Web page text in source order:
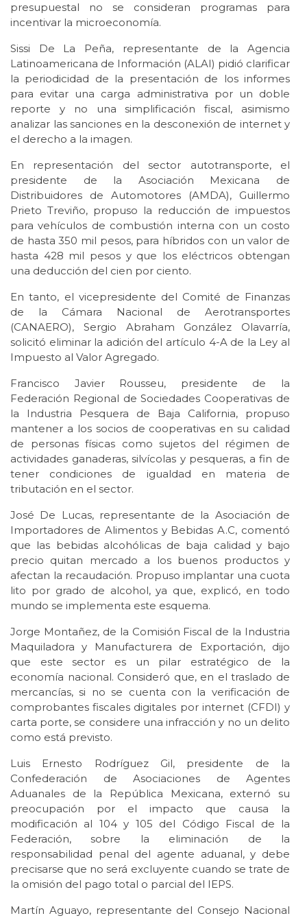
presupuestal no se consideran programas para
incentivar la microeconomía.
Sissi De La Peña, representante de la Agencia
Latinoamericana de Información (ALAI) pidió clarificar
la periodicidad de la presentación de los informes
para evitar una carga administrativa por un doble
reporte y no una simplificación fiscal, asimismo
analizar las sanciones en la desconexión de internet y
el derecho a la imagen.
En representación del sector autotransporte, el
presidente de la Asociación Mexicana de
Distribuidores de Automotores (AMDA), Guillermo
Prieto Treviño, propuso la reducción de impuestos
para vehículos de combustión interna con un costo
de hasta 350 mil pesos, para híbridos con un valor de
hasta 428 mil pesos y que los eléctricos obtengan
una deducción del cien por ciento.
En tanto, el vicepresidente del Comité de Finanzas
de la Cámara Nacional de Aerotransportes
(CANAERO), Sergio Abraham González Olavarría,
solicitó eliminar la adición del artículo 4-A de la Ley al
Impuesto al Valor Agregado.
Francisco Javier Rousseu, presidente de la
Federación Regional de Sociedades Cooperativas de
la Industria Pesquera de Baja California, propuso
mantener a los socios de cooperativas en su calidad
de personas físicas como sujetos del régimen de
actividades ganaderas, silvícolas y pesqueras, a fin de
tener condiciones de igualdad en materia de
tributación en el sector.
José De Lucas, representante de la Asociación de
Importadores de Alimentos y Bebidas A.C, comentó
que las bebidas alcohólicas de baja calidad y bajo
precio quitan mercado a los buenos productos y
afectan la recaudación. Propuso implantar una cuota
lito por grado de alcohol, ya que, explicó, en todo
mundo se implementa este esquema.
Jorge Montañez, de la Comisión Fiscal de la Industria
Maquiladora y Manufacturera de Exportación, dijo
que este sector es un pilar estratégico de la
economía nacional. Consideró que, en el traslado de
mercancías, si no se cuenta con la verificación de
comprobantes fiscales digitales por internet (CFDI) y
carta porte, se considere una infracción y no un delito
como está previsto.
Luis Ernesto Rodríguez Gil, presidente de la
Confederación de Asociaciones de Agentes
Aduanales de la República Mexicana, externó su
preocupación por el impacto que causa la
modificación al 104 y 105 del Código Fiscal de la
Federación, sobre la eliminación de la
responsabilidad penal del agente aduanal, y debe
precisarse que no será excluyente cuando se trate de
la omisión del pago total o parcial del IEPS.
Martín Aguayo, representante del Consejo Nacional